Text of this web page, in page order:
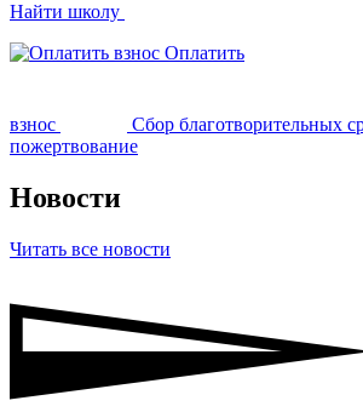
Найти школу
Оплатить
взнос Сбор благотворительных
пожертвование
Новости
Читать все новости